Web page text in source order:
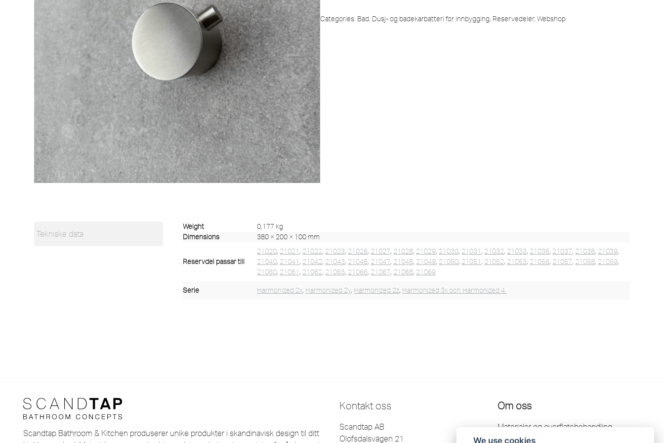
Categories: Bad, Dusj- og badekarbatteri for innbygging, Reservedeler, Webshop
Tekniske data
Weight
0,177 kg
Dimensions
380 × 200 × 100 mm
Reservdel passar till
21020, 21021 , 21022, 21023, 21026, 21027, 21028, 21029, 21030, 21031 , 21032, 21033, 21036, 21037, 21038, 21039,
21040, 21041 , 21042, 21043, 21046, 21047, 21048, 21049, 21050, 21051 , 21052, 21053, 21056, 21057, 21058, 21059,
21060, 21061 , 21062, 21063, 21066, 21067, 21068, 21069
Serie Harmonized 2x, Harmonized 2y, Harmonized 2z, Harmonized 3x och Harmonized 4.
Scandtap Bathroom & Kitchen produserer unike produkter i skandinavisk design til ditt
Kontakt oss
Scandtap AB
Olofsdalsvägen 21
Om oss
Materialer og overflatebehandling
We use cookies